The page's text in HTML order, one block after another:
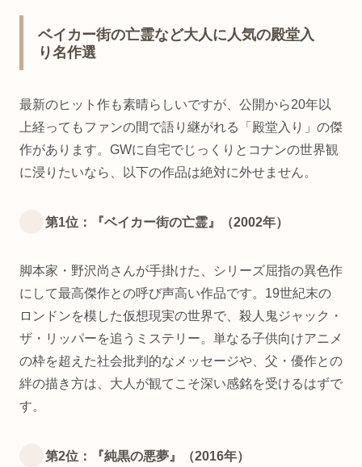
ベイカー街の亡霊など大人に人気の殿堂入
り名作選
最新のヒット作も素晴らしいですが、公開から20年以
上経ってもファンの間で語り継がれる「殿堂入り」の傑
作があります。GWに自宅でじっくりとコナンの世界観
に浸りたいなら、以下の作品は絶対に外せません。
第1位：『ベイカー街の亡霊』（2002年）
脚本家・野沢尚さんが手掛けた、シリーズ屈指の異色作
にして最高傑作との呼び声高い作品です。19世紀末の
ロンドンを模した仮想現実の世界で、殺人鬼ジャック・
ザ・リッパーを追うミステリー。単なる子供向けアニメ
の枠を超えた社会批判的なメッセージや、父・優作との
絆の描き方は、大人が観てこそ深い感銘を受けるはずで
す。
第2位：『純黒の悪夢』（2016年）